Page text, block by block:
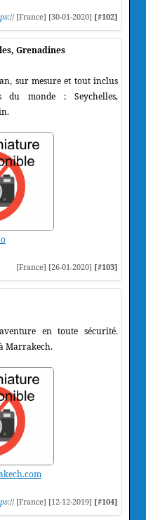
:// [France] [30-01-2020] [#102]
Grenadines
sur mesure et tout inclus
du monde : Seychelles,
[France] [26-01-2020] [#103]
en toute sécurité.
Marrakech.
:// [France] [12-12-2019] [#104]